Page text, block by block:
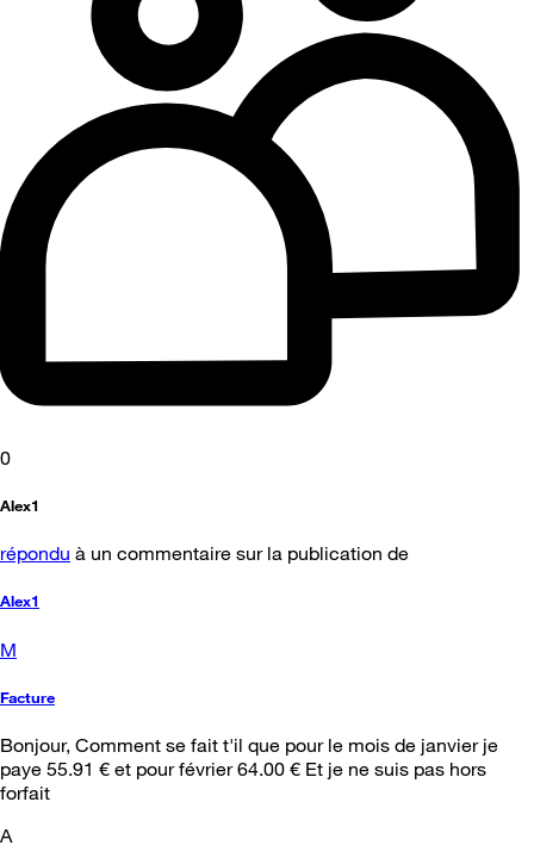
0
Alex1
répondu à un commentaire sur la publication de
Alex1
M
Facture
Bonjour, Comment se fait t'il que pour le mois de janvier je
paye 55.91 € et pour février 64.00 € Et je ne suis pas hors
forfait
A